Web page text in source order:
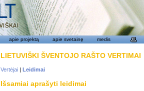
apie projektą apie svetainę medis
LIETUVIŠKI ŠVENTOJO RAŠTO VERTIMAI
Vertėjai | Leidimai
Išsamiai aprašyti leidimai